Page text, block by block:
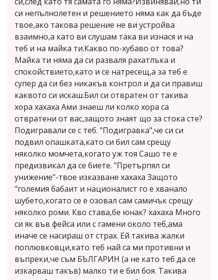
си непълнолетен и решението няма как да бъде
твое,ако такова решение не ви устройва
взаимно,а като ви слушам така ви изнася и на
теб и на майка ти.Какво по-хубаво от това?
Майка ти няма да си разваля рахатлъка и
спокойствието,като и се натресещ,а за теб е
супер да си без никакъв контрол и да си правиш
каквото си искаш.Бил си отвратен от такива
хора хахаха Ами знаеш ли колко хора са
отвратени от вас,защото знаят що за стока сте?
Подигравали се с теб. "Подигравка",че си си
подвил опашката,като си бил сам срещу
няколко момчета,когато уж тоя Сашо те е
предизвикал да се биете. "Претърпял си
унижение"-твое изказване хахаха Защото
"големия бабаит и националист го е хванало
шубето,когато се е озовал сам самичък срещу
няколко роми. Кво става,бе юнак? хахаха Много
си як във фейса или с гамени около теб,ама
иначе се насираш от страх. Ей такива жалки
поплювковци,като теб най са ми противни и
въпреки,че съм БЪЛГАРИН (а не като теб да се
изкарваш такъв) малко ти е бил боя. Такива